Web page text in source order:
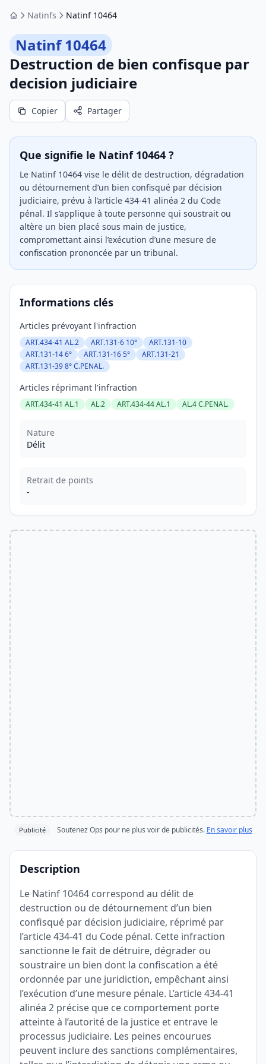
AccueilNatinfs Natinf 10464
Natinf 10464
Destruction de bien confisque par
decision judiciaire
Copier Partager
Que signifie le Natinf 10464 ?
Le Natinf 10464 vise le délit de destruction, dégradation
ou détournement d’un bien confisqué par décision
judiciaire, prévu à l’article 434-41 alinéa 2 du Code
pénal. Il s’applique à toute personne qui soustrait ou
altère un bien placé sous main de justice,
compromettant ainsi l’exécution d’une mesure de
confiscation prononcée par un tribunal.
Informations clés
Articles prévoyant l'infraction
ART.434-41 AL.2 ART.131-6 10°
ART.131-10
ART.131-14 6°
ART.131-16 5°
ART.131-21
ART.131-39 8° C.PENAL.
Articles réprimant l'infraction
ART.434-41 AL.1 AL.2 ART.434-44 AL.1 AL.4 C.PENAL.
Nature
Délit
Retrait de points
-
Publicité Soutenez Ops pour ne plus voir de publicités. En savoir plus
Description
Le Natinf 10464 correspond au délit de
destruction ou de détournement d’un bien
confisqué par décision judiciaire, réprimé par
l’article 434-41 du Code pénal. Cette infraction
sanctionne le fait de détruire, dégrader ou
soustraire un bien dont la confiscation a été
ordonnée par une juridiction, empêchant ainsi
l’exécution d’une mesure pénale. L’article 434-41
alinéa 2 précise que ce comportement porte
atteinte à l’autorité de la justice et entrave le
processus judiciaire. Les peines encourues
peuvent inclure des sanctions complémentaires,